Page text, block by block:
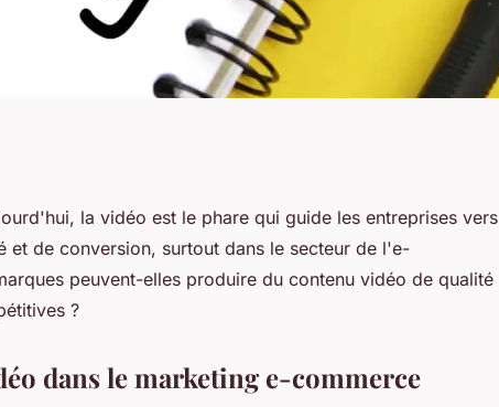
de
des
?
la vidéo est le phare qui guide les entreprises vers
et de conversion, surtout dans le secteur de l'e-
peuvent-elles produire du contenu vidéo de qualité
?
dans le marketing e-commerce